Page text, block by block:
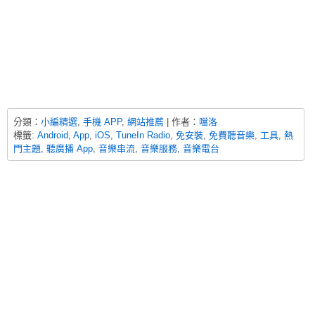
分類： 小編精選, 手機 APP, 網站推薦 | 作者： 噹洛
標籤: Android, App, iOS, TuneIn Radio, 免安裝, 免費聽音樂, 工具, 熱
門主題, 聽廣播 App, 音樂串流, 音樂服務, 音樂電台